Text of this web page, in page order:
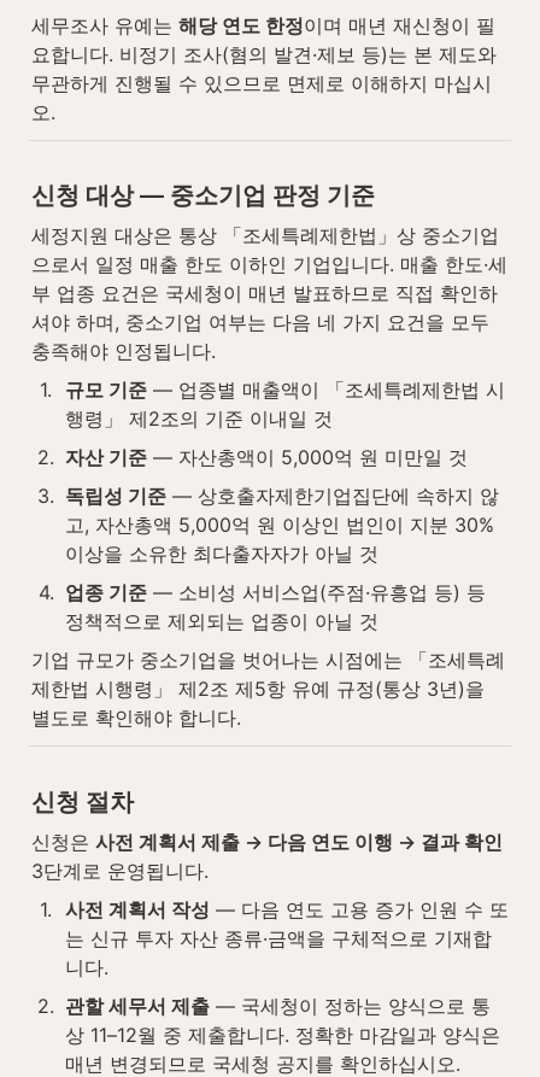
세무조사 유예는 해당 연도 한정이며 매년 재신청이 필
요합니다. 비정기 조사(혐의 발견·제보 등)는 본 제도와
무관하게 진행될 수 있으므로 면제로 이해하지 마십시
오.
신청 대상 — 중소기업 판정 기준
세정지원 대상은 통상 「조세특례제한법」상 중소기업
으로서 일정 매출 한도 이하인 기업입니다. 매출 한도·세
부 업종 요건은 국세청이 매년 발표하므로 직접 확인하
셔야 하며, 중소기업 여부는 다음 네 가지 요건을 모두
충족해야 인정됩니다.
1. 규모 기준 — 업종별 매출액이 「조세특례제한법 시
행령」 제2조의 기준 이내일 것
2. 자산 기준 — 자산총액이 5,000억 원 미만일 것
3. 독립성 기준 — 상호출자제한기업집단에 속하지 않
고, 자산총액 5,000억 원 이상인 법인이 지분 30%
이상을 소유한 최다출자자가 아닐 것
4. 업종 기준 — 소비성 서비스업(주점·유흥업 등) 등
정책적으로 제외되는 업종이 아닐 것
기업 규모가 중소기업을 벗어나는 시점에는 「조세특례
제한법 시행령」 제2조 제5항 유예 규정(통상 3년)을
별도로 확인해야 합니다.
신청 절차
신청은 사전 계획서 제출 → 다음 연도 이행 → 결과 확인
3단계로 운영됩니다.
1. 사전 계획서 작성 — 다음 연도 고용 증가 인원 수 또
는 신규 투자 자산 종류·금액을 구체적으로 기재합
니다.
2. 관할 세무서 제출 — 국세청이 정하는 양식으로 통
상 11–12월 중 제출합니다. 정확한 마감일과 양식은
매년 변경되므로 국세청 공지를 확인하십시오.